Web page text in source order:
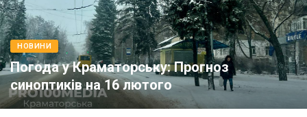
НОВИНИ
Погода у Краматорську: Прогноз
синоптиків на 16 лютого